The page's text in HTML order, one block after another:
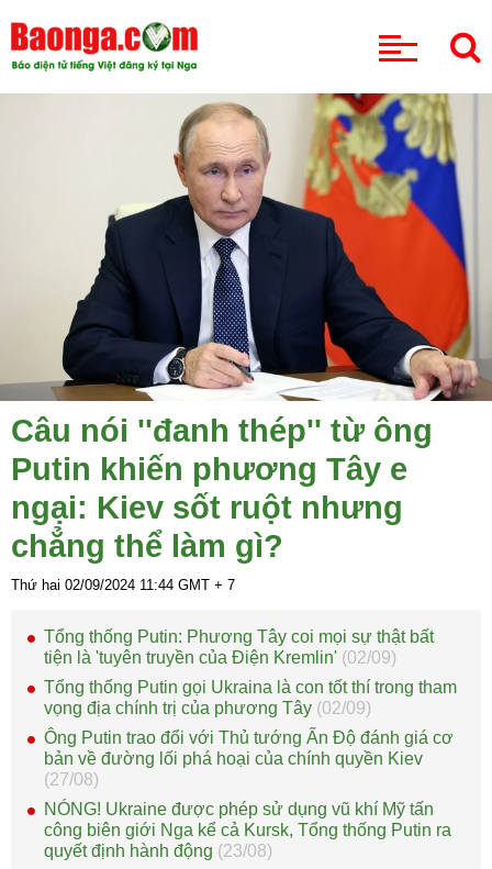
Câu nói ''đanh thép'' từ ông
Putin khiến phương Tây e
ngại: Kiev sốt ruột nhưng
chẳng thể làm gì?
Thứ hai 02/09/2024 11:44 GMT + 7
Tổng thống Putin: Phương Tây coi mọi sự thật bất
tiện là 'tuyên truyền của Điện Kremlin' (02/09)
Tổng thống Putin gọi Ukraina là con tốt thí trong tham
vọng địa chính trị của phương Tây (02/09)
Ông Putin trao đổi với Thủ tướng Ấn Độ đánh giá cơ
bản về đường lối phá hoại của chính quyền Kiev
(27/08)
NÓNG! Ukraine được phép sử dụng vũ khí Mỹ tấn
công biên giới Nga kể cả Kursk, Tổng thống Putin ra
quyết định hành động (23/08)